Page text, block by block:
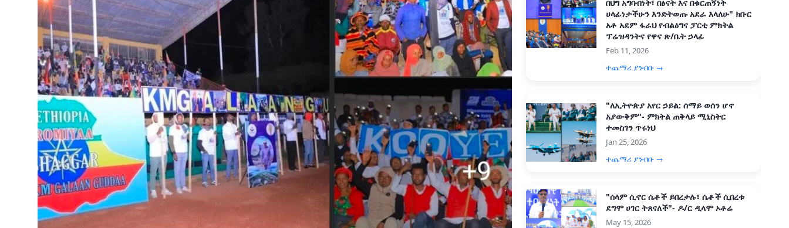
በህግ አግባብነት፣ በፅናት እና በቁርጠኝነት
ሀላፊነታችሁን እንድትወጡ አደራ እላለሁ" ክቡር
አቶ አደም ፋራህ የብልፅግና ፓርቲ ምክትል
ፕሬዝዳንትና የዋና ጽ/ቤት ኃላፊ
Feb 11, 2026
ተጨማሪ ያንብቡ →
"ለኢትዮጵያ አየር ኃይል: ሰማይ ወሰን ሆኖ
አያውቅም"- ምክትል ጠቅላይ ሚኒስትር
ተመስገን ጥሩነህ
Jan 25, 2026
ተጨማሪ ያንብቡ →
"ሰላም ሲኖር ሴቶች ይበረታሉ፣ ሴቶች ሲበረቱ
ደግሞ ሀገር ትጸናለች"- ዶ/ር ዲላሞ ኦቶሬ
May 15, 2026